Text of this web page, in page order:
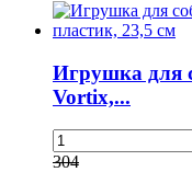
Игрушка для
Vortix,...
304